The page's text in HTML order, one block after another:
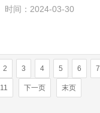
时间：2024-03-30
2 3 4 5 6 7
11 下一页 末页